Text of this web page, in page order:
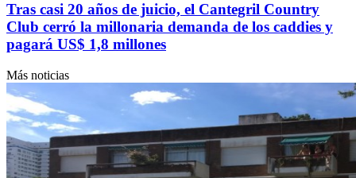
Tras casi 20 años de juicio, el Cantegril Country
Club cerró la millonaria demanda de los caddies y
pagará US$ 1,8 millones
Más noticias